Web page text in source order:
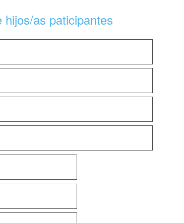
hijos/as paticipantes